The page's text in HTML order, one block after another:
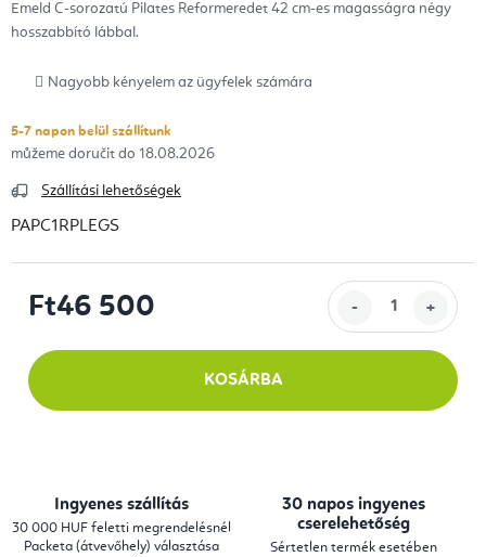
Emeld C-sorozatú Pilates Reformeredet 42 cm-es magasságra négy
hosszabbító lábbal.
Nagyobb kényelem az ügyfelek számára
5-7 napon belül szállítunk
18.08.2026
Szállítási lehetőségek
PAPC1RPLEGS
Ft46 500
KOSÁRBA
Ingyenes szállítás
30 000 HUF feletti megrendelésnél
Packeta (átvevőhely) választása
30 napos ingyenes
cserelehetőség
Sértetlen termék esetében